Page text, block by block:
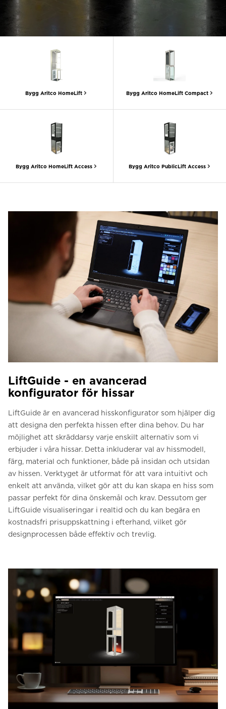
Be om ett offertförslag
Kontakta oss
Bygg Aritco HomeLift Bygg Aritco HomeLift Compact
Bygg Aritco HomeLift Access Bygg Aritco PublicLift Access
LiftGuide - en avancerad
konfigurator för hissar
LiftGuide är en avancerad hisskonfigurator som hjälper dig
att designa den perfekta hissen efter dina behov. Du har
möjlighet att skräddarsy varje enskilt alternativ som vi
erbjuder i våra hissar. Detta inkluderar val av hissmodell,
färg, material och funktioner, både på insidan och utsidan
av hissen. Verktyget är utformat för att vara intuitivt och
enkelt att använda, vilket gör att du kan skapa en hiss som
passar perfekt för dina önskemål och krav. Dessutom ger
LiftGuide visualiseringar i realtid och du kan begära en
kostnadsfri prisuppskattning i efterhand, vilket gör
designprocessen både effektiv och trevlig.